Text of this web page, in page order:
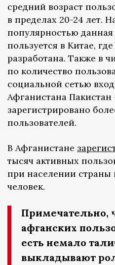
средний возраст
в пределах 20-24 лет.
популярностью данная
пользуется в Китае,
разработана. Также в
по количество
социальной сетью
Афганистана
зарегистрировано
пользователей.
В Афганистане
тысяч активных
при населении страны
человек.
Примечательно,
афганских
есть немало
выкладывают